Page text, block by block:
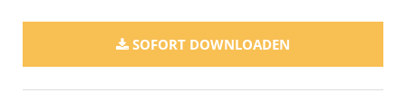
SOFORT DOWNLOADEN